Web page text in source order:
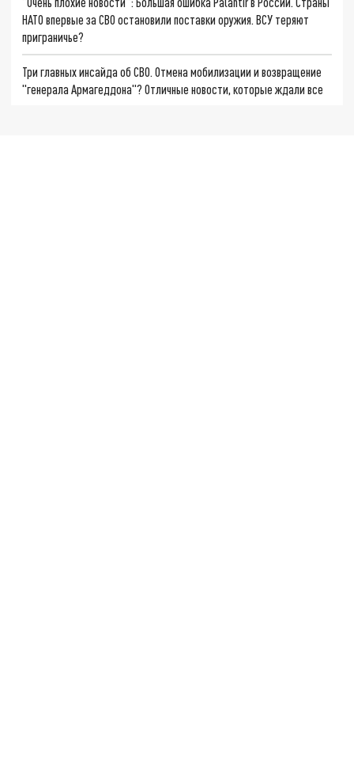
НАТО впервые за СВО остановили поставки оружия. ВСУ теряют
приграничье?
Три главных инсайда об СВО. Отмена мобилизации и возвращение
"генерала Армагеддона"? Отличные новости, которые ждали все